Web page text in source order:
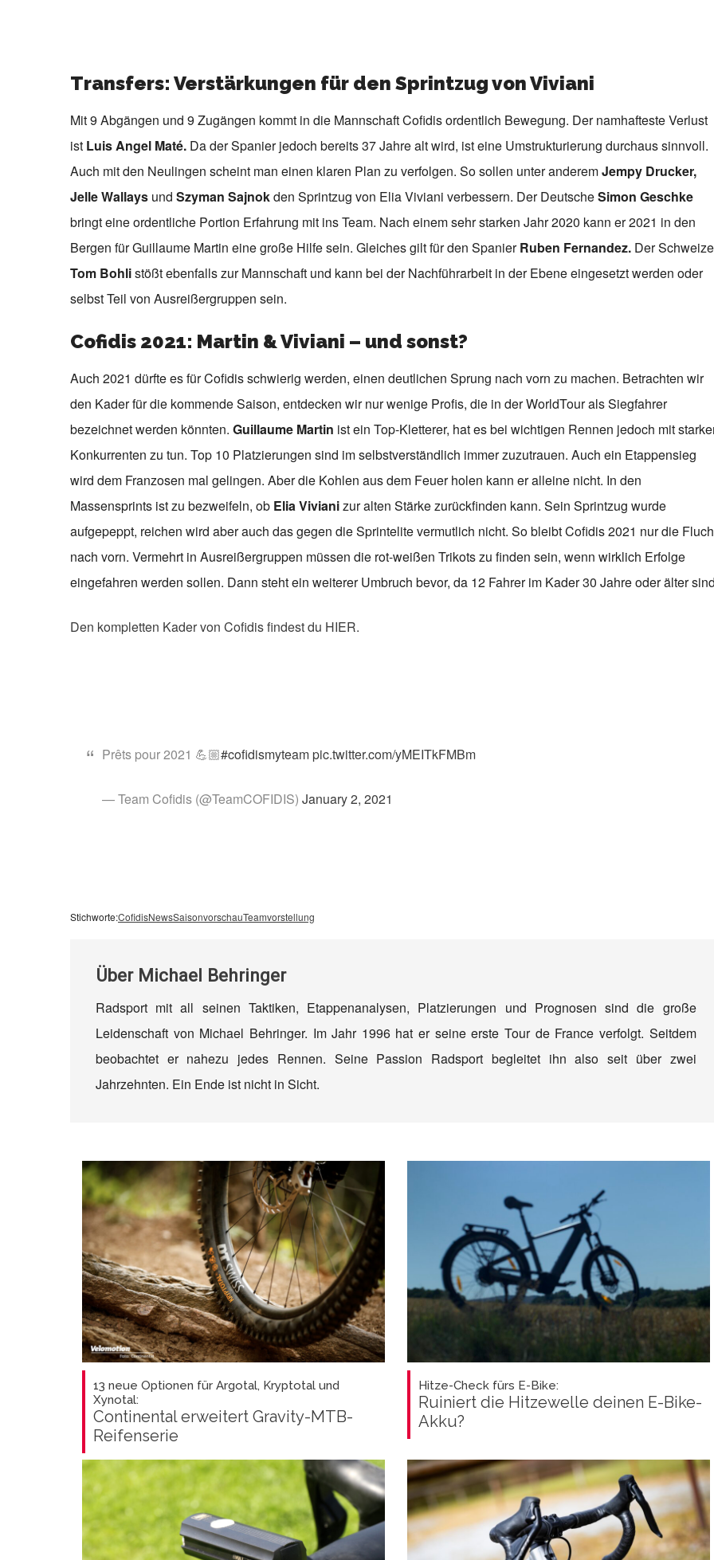
Transfers: Verstärkungen für den Sprintzug von Viviani
Mit 9 Abgängen und 9 Zugängen kommt in die Mannschaft Cofidis ordentlich Bewegung. Der namhafteste Verlust
ist Luis Angel Maté. Da der Spanier jedoch bereits 37 Jahre alt wird, ist eine Umstrukturierung durchaus sinnvoll.
Auch mit den Neulingen scheint man einen klaren Plan zu verfolgen. So sollen unter anderemJempy Drucker,
Jelle Wallays und Szyman Sajnokden Sprintzug von Elia Viviani verbessern. Der DeutscheSimon Geschke
bringt eine ordentliche Portion Erfahrung mit ins Team. Nach einem sehr starken Jahr 2020 kann er 2021 in den
Bergen für Guillaume Martin eine große Hilfe sein. Gleiches gilt für den SpanierRuben Fernandez. Der
Tom Bohlistößt ebenfalls zur Mannschaft und kann bei der Nachführarbeit in der Ebene eingesetzt werden oder
selbst Teil von Ausreißergruppen sein.
Cofidis 2021: Martin & Viviani – und sonst?
Auch 2021 dürfte es für Cofidis schwierig werden, einen deutlichen Sprung nach vorn zu machen. Betrachten wir
den Kader für die kommende Saison, entdecken wir nur wenige Profis, die in der WorldTour als Siegfahrer
bezeichnet werden könnten. Guillaume Martin ist ein Top-Kletterer, hat es bei wichtigen Rennen jedoch mit
Konkurrenten zu tun. Top 10 Platzierungen sind im selbstverständlich immer zuzutrauen. Auch ein Etappensieg
wird dem Franzosen mal gelingen. Aber die Kohlen aus dem Feuer holen kann er alleine nicht. In den
Massensprints ist zu bezweifeln, ob Elia Vivianizur alten Stärke zurückfinden kann. Sein Sprintzug wurde
aufgepeppt, reichen wird aber auch das gegen die Sprintelite vermutlich nicht. So bleibt Cofidis 2021 nur die
nach vorn. Vermehrt in Ausreißergruppen müssen die rot-weißen Trikots zu finden sein, wenn wirklich Erfolge
eingefahren werden sollen. Dann steht ein weiterer Umbruch bevor, da 12 Fahrer im Kader 30 Jahre oder älter
Den kompletten Kader von Cofidis findest du HIER.
Prêts pour 2021 💪🏼#cofidismyteampic.twitter.com/yMEITkFMBm
— Team Cofidis (@TeamCOFIDIS) January 2, 2021
Stichworte:CofidisNewsSaisonvorschauTeamvorstellung
Über Michael Behringer
Radsport mit all seinen Taktiken, Etappenanalysen, Platzierungen und Prognosen sind die große
Leidenschaft von Michael Behringer. Im Jahr 1996 hat er seine erste Tour de France verfolgt. Seitdem
beobachtet er nahezu jedes Rennen. Seine Passion Radsport begleitet ihn also seit über zwei
Jahrzehnten. Ein Ende ist nicht in Sicht.
13 neue Optionen für Argotal, Kryptotal und
Xynotal:
Continental erweitert Gravity-MTB-
Reifenserie
Hitze-Check fürs E-Bike:
Ruiniert die Hitzewelle deinen E-Bike-
Akku?